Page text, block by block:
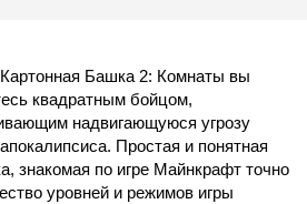
Картонная Башка 2: Комнаты вы
квадратным бойцом,
надвигающуюся угрозу
Простая и понятная
знакомая по игре Майнкрафт точно
уровней и режимов игры